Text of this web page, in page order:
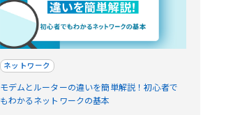
ネットワーク
モデムとルーターの違いを簡単解説！初心者で
もわかるネットワークの基本